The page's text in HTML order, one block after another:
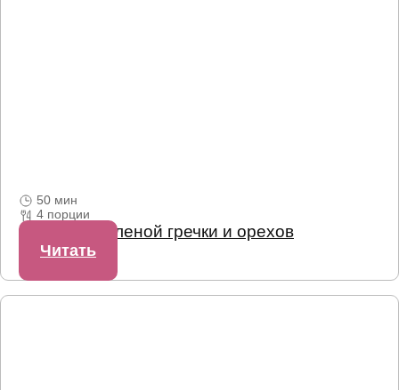
50 мин
4 порции
Сырки из зеленой гречки и орехов
Читать